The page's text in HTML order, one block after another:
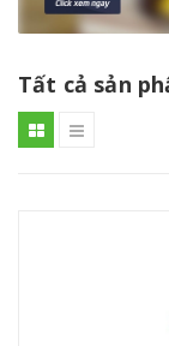
Tất cả sản